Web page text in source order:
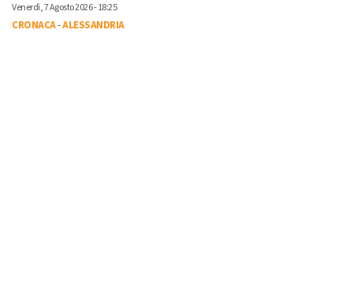
Venerdì, 7 Agosto 2026 - 18:25
CRONACA-ALESSANDRIA